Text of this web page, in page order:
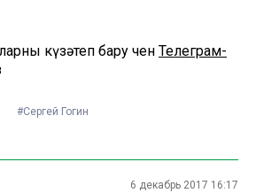
күзәтеп бару өчен Телеграм-
#Сергей Гогин
6 декабрь 2017 16:17